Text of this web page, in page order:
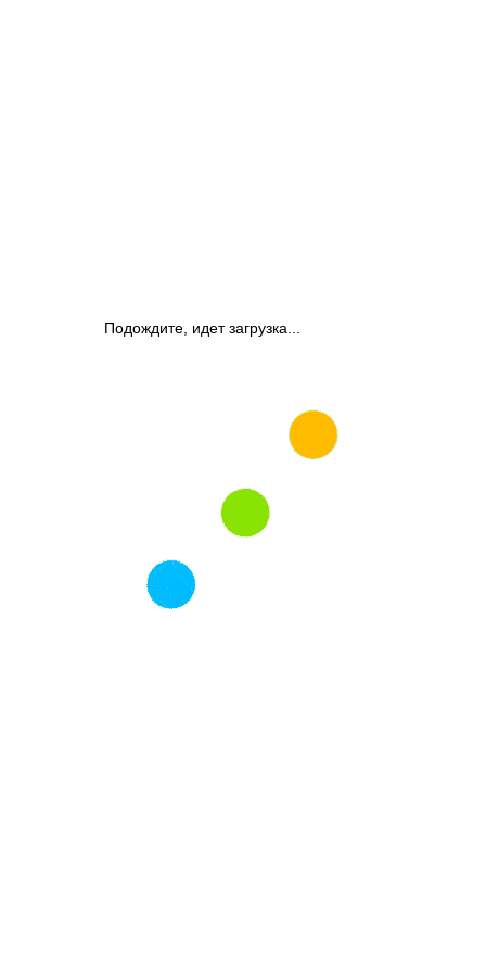
Подождите, идет загрузка...